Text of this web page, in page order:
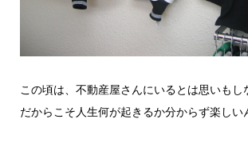
この頃は、不動産屋さんにいるとは思いもし
だからこそ人生何が起きるか分からず楽しい